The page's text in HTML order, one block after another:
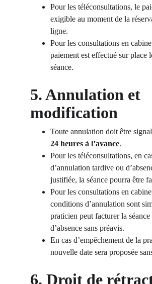
Pour les téléconsultations, le
exigible au moment de la
ligne.
Pour les consultations en
paiement est effectué sur place
séance.
5. Annulation et
modification
Toute annulation doit être
24 heures à l’avance.
Pour les téléconsultations, en
d’annulation tardive ou
justifiée, la séance pourra être
Pour les consultations en
conditions d’annulation sont
praticien peut facturer la séance
d’absence sans préavis.
En cas d’empêchement de la
nouvelle date sera proposée
6. Droit de